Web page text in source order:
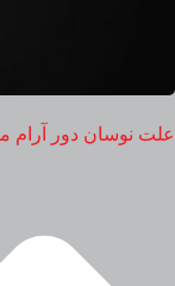
علت نوسان دور آرام